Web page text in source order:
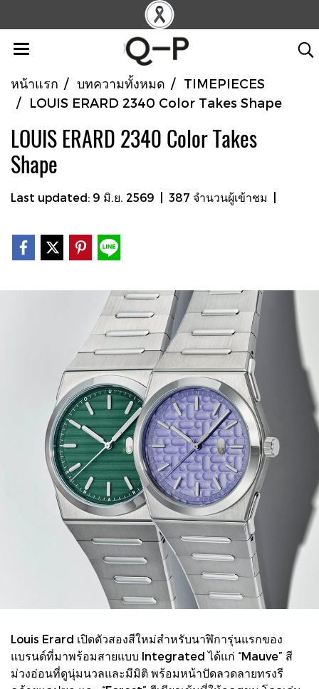
หน้าแรก บทความทั้งหมด
TIMEPIECES
LOUIS ERARD 2340 Color Takes Shape
LOUIS ERARD 2340 Color Takes
Shape
Last updated: 9 มิ.ย. 2569 387 จำนวนผู้เข้าชม
Louis Erard เปิดตัวสองสีใหม่สำหรับนาฬิการุ่นแรกของ
แบรนด์ที่มาพร้อมสายแบบ Integrated ได้แก่ “Mauve” สี
ม่วงอ่อนที่ดูนุ่มนวลและมีมิติ พร้อมหน้าปัดลวดลายทรงรี